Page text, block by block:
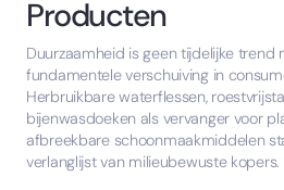
Producten
Duurzaamheid is geen tijdelijke trend
fundamentele verschuiving in
Herbruikbare waterflessen,
bijenwasdoeken als vervanger voor
afbreekbare schoonmaakmiddelen
verlanglijst van milieubewuste kopers.